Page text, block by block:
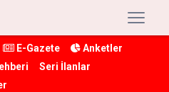
E-Gazete
Anketler
Seri İlanlar